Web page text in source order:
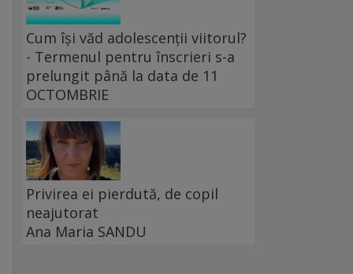
Cum își văd adolescenții viitorul?
- Termenul pentru înscrieri s-a
prelungit până la data de 11
OCTOMBRIE
Privirea ei pierdută, de copil
neajutorat
Ana Maria SANDU